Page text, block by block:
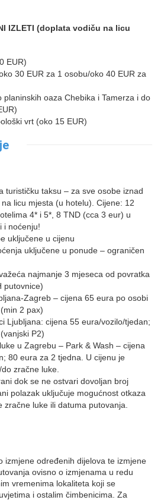
IZLETI (doplata vodiču na licu
EUR)
30 EUR za 1 osobu/oko 40 EUR za
planinskih oaza Chebika i Tamerza i do
vrt (oko 15 EUR)
turističku taksu – za sve osobe iznad
licu mjesta (u hotelu). Cijene: 12
4* i 5*, 8 TND (cca 3 eur) u
i noćenju!
uključene u cijenu
uključene u ponude – ograničen
najmanje 3 mjeseca od povratka
putovnice)
Zagreb – cijena 65 eura po osobi
2 pax)
Ljubljana: cijena 55 eura/vozilo/tjedan;
P2)
u Zagrebu – Park & Wash – cijena
80 eura za 2 tjedna. U cijenu je
zračne luke.
dok se ne ostvari dovoljan broj
polazak uključuje mogućnost otkaza
zračne luke ili datuma putovanja.
izmjene određenih dijelova te izmjene
ovisno o izmjenama u redu
vremenima lokaliteta koji se
i ostalim čimbenicima. Za